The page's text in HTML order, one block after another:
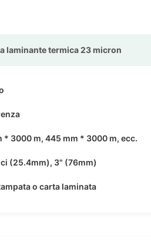
laminante termica 23 micron
* 3000 m, 445 mm * 3000 m, ecc.
(25.4mm), 3" (76mm)
o carta laminata